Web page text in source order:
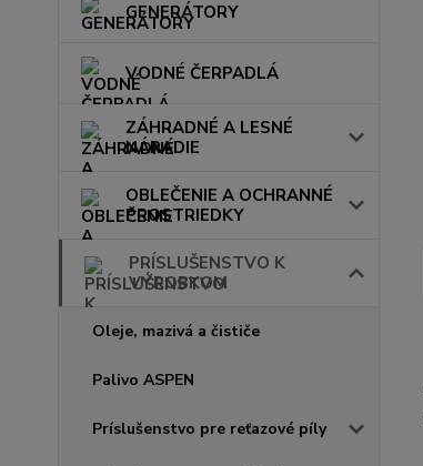
GENERÁTORY
VODNÉ ČERPADLÁ
ZÁHRADNÉ A LESNÉ
NÁRADIE
OBLEČENIE A OCHRANNÉ
PROSTRIEDKY
PRÍSLUŠENSTVO K
VÝROBKOM
Oleje, mazivá a čističe
Palivo ASPEN
Príslušenstvo pre reťazové píly